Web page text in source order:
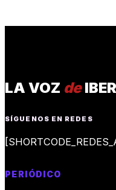
LA VOZ de
SÍGUENOS EN REDES
PERIÓDICO